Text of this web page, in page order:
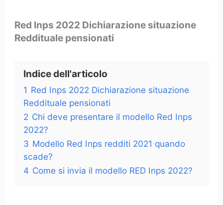
Red Inps 2022 Dichiarazione situazione
Reddituale pensionati
Indice dell'articolo
1 Red Inps 2022 Dichiarazione situazione
Reddituale pensionati
2 Chi deve presentare il modello Red Inps
2022?
3 Modello Red Inps redditi 2021 quando
scade?
4 Come si invia il modello RED Inps 2022?